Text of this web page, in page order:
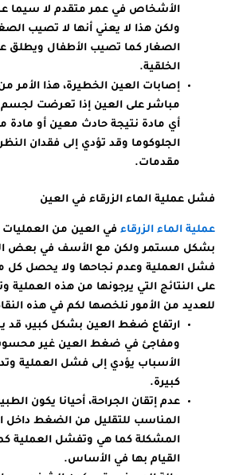
ولكن هذا لا يعني أنها لا تصيب
الصغار كما تصيب الأطفال ويطلق
الخلقية.
إصابات العين الخطيرة، هذا الأمر
مباشر على العين إذا تعرضت لجسم
أي مادة نتيجة حادث معين أو مادة
الجلوكوما وقد تؤدي إلى فقدان
مقدمات.
فشل عملية الماء الزرقاء في العين
عملية الماء الزرقاء في العين من العمليات
بشكل مستمر ولكن مع الأسف في بعض
فشل العملية وعدم نجاحها ولا يحصل كل
على النتائج التي يرجونها من هذه
للعديد من الأمور نلخصها لكم في هذه
ارتفاع ضغط العين بشكل كبير، قد
ومفاجئ في ضغط العين غير
الأسباب يؤدي إلى فشل العملية
كبيرة.
عدم إتقان الجراحة، أحيانا يكون
المناسب للتقليل من الضغط داخل
المشكلة كما هي وتفشل العملية
القيام بها في الأساس.